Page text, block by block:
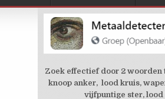
Zoek effectief door 2 woorden
knoop anker, lood kruis,
vijfpuntige ster, lood